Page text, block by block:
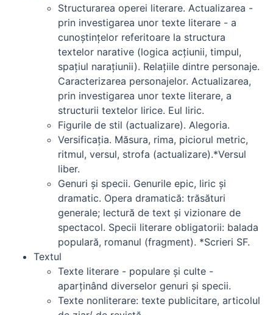
Structurarea operei literare. Actualizarea -
prin investigarea unor texte literare - a
cunoştinţelor referitoare la structura
textelor narative (logica acţiunii, timpul,
spaţiul naraţiunii). Relaţiile dintre personaje.
Caracterizarea personajelor. Actualizarea,
prin investigarea unor texte literare, a
structurii textelor lirice. Eul liric.
Figurile de stil (actualizare). Alegoria.
Versificaţia. Măsura, rima, piciorul metric,
ritmul, versul, strofa (actualizare).*Versul
liber.
Genuri şi specii. Genurile epic, liric şi
dramatic. Opera dramatică: trăsături
generale; lectură de text şi vizionare de
spectacol. Specii literare obligatorii: balada
populară, romanul (fragment). *Scrieri SF.
Textul
Texte literare - populare şi culte -
aparţinând diverselor genuri şi specii.
Texte nonliterare: texte publicitare, articolul